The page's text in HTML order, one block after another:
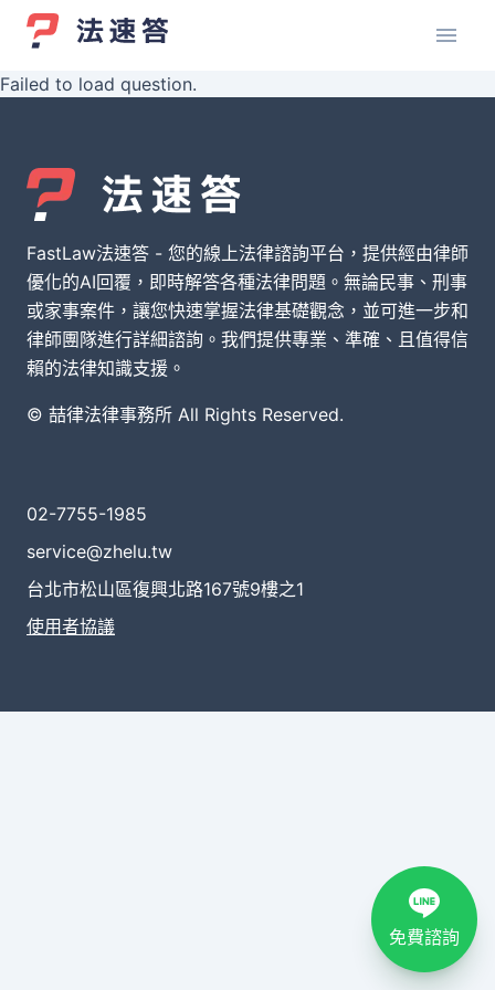
Failed to load question.
FastLaw法速答 - 您的線上法律諮詢平台，提供經由律師
優化的AI回覆，即時解答各種法律問題。無論民事、刑事
或家事案件，讓您快速掌握法律基礎觀念，並可進一步和
律師團隊進行詳細諮詢。我們提供專業、準確、且值得信
賴的法律知識支援。
© 喆律法律事務所 All Rights Reserved.
02-7755-1985
service@zhelu.tw
台北市松山區復興北路167號9樓之1
使用者協議
免費諮詢